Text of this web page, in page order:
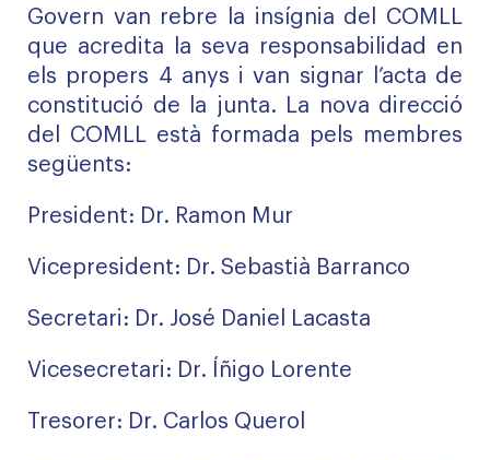
Govern van rebre la insígnia del COMLL
que acredita la seva responsabilidad en
els propers 4 anys i van signar l’acta de
constitució de la junta. La nova direcció
del COMLL està formada pels membres
següents:
President: Dr. Ramon Mur
Vicepresident: Dr. Sebastià Barranco
Secretari: Dr. José Daniel Lacasta
Vicesecretari: Dr. Íñigo Lorente
Tresorer: Dr. Carlos Querol